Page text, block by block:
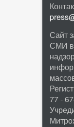
Сайт
СМИ в
77 -